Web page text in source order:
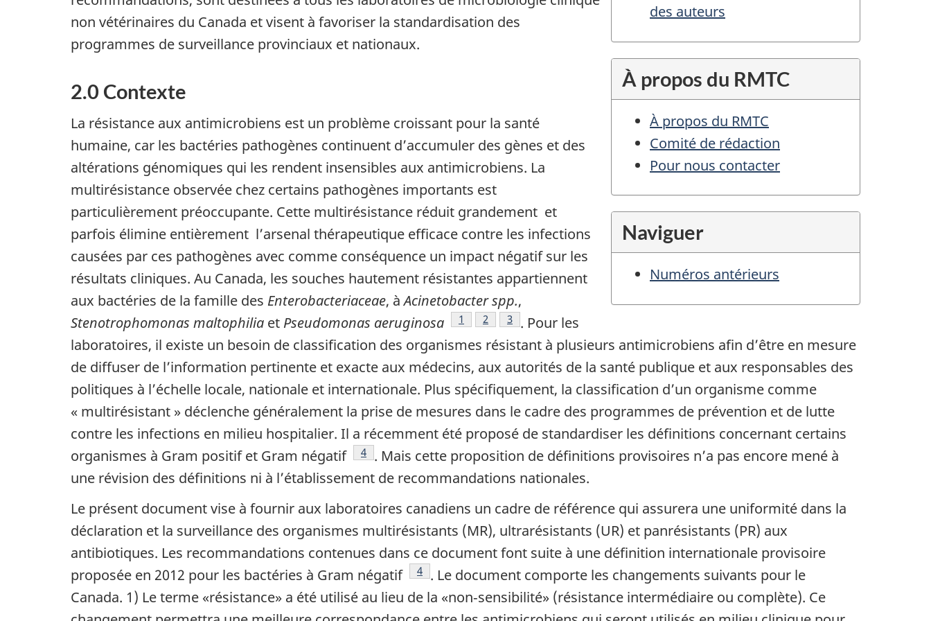
des auteurs
À propos du RMTC
À propos du RMTC
Comité de rédaction
Pour nous contacter
Naviguer
Numéros antérieurs
non vétérinaires du Canada et visent à favoriser la standardisation des
programmes de surveillance provinciaux et nationaux.
2.0 Contexte
La résistance aux antimicrobiens est un problème croissant pour la santé
humaine, car les bactéries pathogènes continuent d’accumuler des gènes et des
altérations génomiques qui les rendent insensibles aux antimicrobiens. La
multirésistance observée chez certains pathogènes importants est
particulièrement préoccupante. Cette multirésistance réduit grandement et
parfois élimine entièrement l’arsenal thérapeutique efficace contre les infections
causées par ces pathogènes avec comme conséquence un impact négatif sur les
résultats cliniques. Au Canada, les souches hautement résistantes appartiennent
aux bactéries de la famille des Enterobacteriaceae, àAcinetobacter spp.,
Stenotrophomonas maltophilia et Pseudomonas aeruginosa Note de bas de page
1 Note de bas de page
2 Note de bas de page
3 . Pour les
laboratoires, il existe un besoin de classification des organismes résistant à plusieurs antimicrobiens afin d’être en mesure
de diffuser de l’information pertinente et exacte aux médecins, aux autorités de la santé publique et aux responsables des
politiques à l’échelle locale, nationale et internationale. Plus spécifiquement, la classification d’un organisme comme
« multirésistant » déclenche généralement la prise de mesures dans le cadre des programmes de prévention et de lutte
contre les infections en milieu hospitalier. Il a récemment été proposé de standardiser les définitions concernant certains
organismes à Gram positif et Gram négatif
Note de bas de page
4 . Mais cette proposition de définitions provisoires n’a pas encore mené à
une révision des définitions ni à l’établissement de recommandations nationales.
Le présent document vise à fournir aux laboratoires canadiens un cadre de référence qui assurera une uniformité dans la
déclaration et la surveillance des organismes multirésistants (MR), ultrarésistants (UR) et panrésistants (PR) aux
antibiotiques. Les recommandations contenues dans ce document font suite à une définition internationale provisoire
proposée en 2012 pour les bactéries à Gram négatif
Note de bas de page
4 . Le document comporte les changements suivants pour le
Canada. 1) Le terme «résistance» a été utilisé au lieu de la «non‑sensibilité» (résistance intermédiaire ou complète). Ce